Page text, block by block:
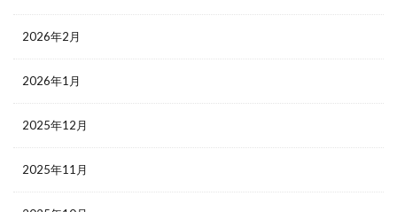
2026年2月
2026年1月
2025年12月
2025年11月